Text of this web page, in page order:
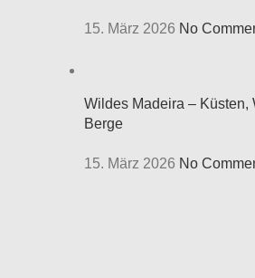
15. März 2026 No
Wildes Madeira – Küsten,
Berge
15. März 2026 No